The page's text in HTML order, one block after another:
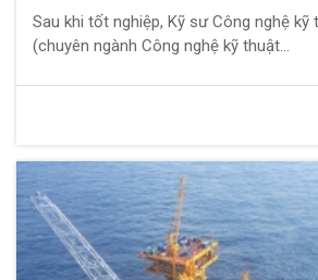
Sau khi tốt nghiệp, Kỹ sư Công nghệ kỹ
(chuyên ngành Công nghệ kỹ thuật...